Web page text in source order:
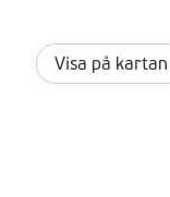
Visa på kartan